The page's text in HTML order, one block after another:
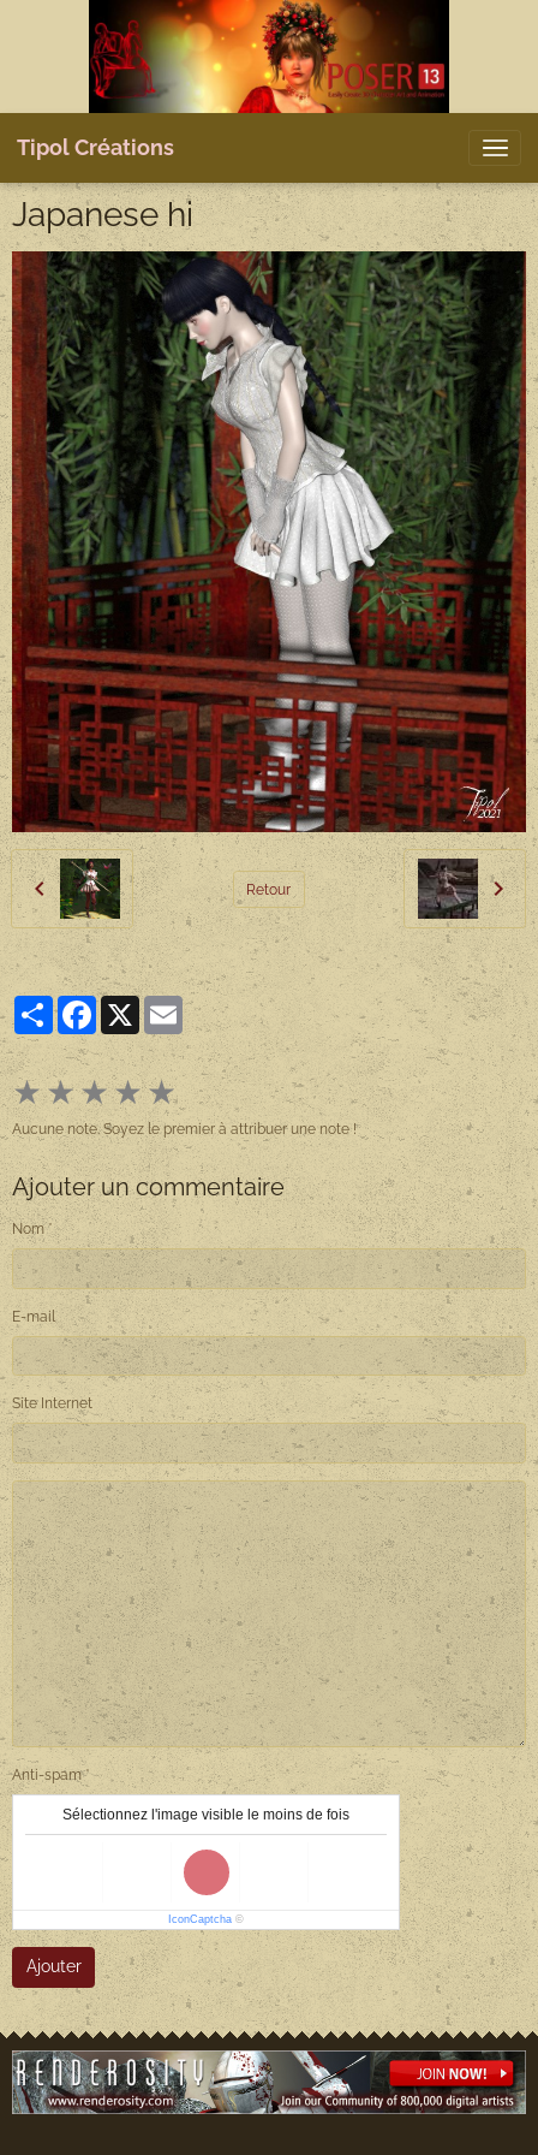
Tipol Créations
Japanese hi
Retour
PartagerFacebook
X Email
★★ ★★★
Aucune note. Soyez le premier à attribuer une note !
Ajouter un commentaire
Nom
E-mail
Site Internet
Anti-spam
Sélectionnez l'image visible le moins de fois
IconCaptcha ©
Ajouter